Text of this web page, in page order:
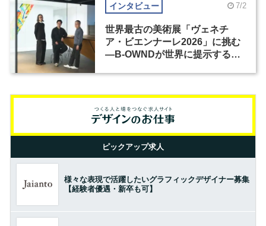
インタビュー 7/2
世界最古の美術展「ヴェネチ
ア・ビエンナーレ2026」に挑む
―B-OWNDが世界に提示する美
ピックアップ求人
様々な表現で活躍したいグラフィックデザイナー募集
【経験者優遇・新卒も可】